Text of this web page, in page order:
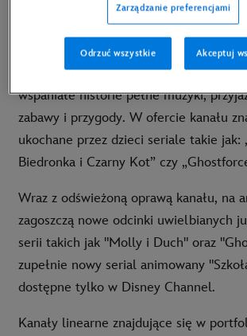
uwielbianych przez dzieci i młodzież.
Disney Channel to kanał skierowany
od 6 do 9 lat, który od ponad 16 lat
wspaniałe historie pełne muzyki,
zabawy i przygody. W ofercie kanału
ukochane przez dzieci seriale takie jak:
Biedronka i Czarny Kot” czy
Wraz z odświeżoną oprawą kanału, na
zagoszczą nowe odcinki uwielbianych
serii takich jak "Molly i Duch" oraz
zupełnie nowy serial animowany
dostępne tylko w Disney Channel.
Kanały linearne znajdujące się w
Zarządzanie preferencjami
Odrzuć wszystkie Akceptuj